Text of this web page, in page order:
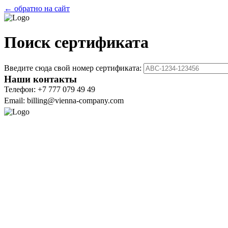
← обратно на сайт
Поиск сертификата
Введите сюда свой номер сертификата:
Наши контакты
Телефон: +7 777 079 49 49
Email: billing@vienna-company.com